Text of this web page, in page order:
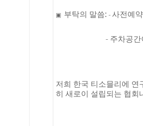
▣ 부탁의 말씀: - 사전예
- 주차공
저희 한국 티소믈리에 연
히 새로이 설립되는 협회